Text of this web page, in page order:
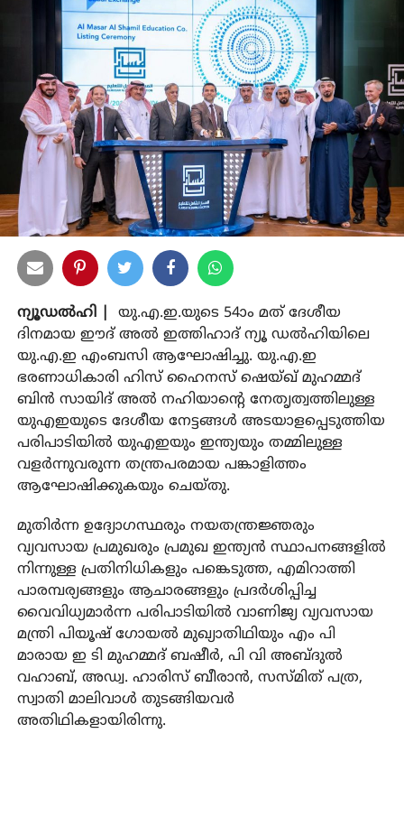
ന്യൂഡല്‍ഹി |
യു.എ.ഇ.യുടെ 54ാം മത് ദേശീയ
ദിനമായ ഈദ് അല്‍ ഇത്തിഹാദ് ന്യൂ ഡല്‍ഹിയിലെ
യു.എ.ഇ എംബസി ആഘോഷിച്ചു. യു.എ.ഇ
ഭരണാധികാരി ഹിസ് ഹൈനസ് ഷെയ്ഖ് മുഹമ്മദ്
ബിന്‍ സായിദ് അല്‍ നഹിയാന്റെ നേതൃത്വത്തിലുള്ള
യുഎഇയുടെ ദേശീയ നേട്ടങ്ങള്‍ അടയാളപ്പെടുത്തിയ
പരിപാടിയില്‍ യുഎഇയും ഇന്ത്യയും തമ്മിലുള്ള
വളര്‍ന്നുവരുന്ന തന്ത്രപരമായ പങ്കാളിത്തം
ആഘോഷിക്കുകയും ചെയ്തു.
മുതിര്‍ന്ന ഉദ്യോഗസ്ഥരും നയതന്ത്രജ്ഞരും
വ്യവസായ പ്രമുഖരും പ്രമുഖ ഇന്ത്യന്‍ സ്ഥാപനങ്ങളില്‍
നിന്നുള്ള പ്രതിനിധികളും പങ്കെടുത്ത, എമിറാത്തി
പാരമ്പര്യങ്ങളും ആചാരങ്ങളും പ്രദര്‍ശിപ്പിച്ച
വൈവിധ്യമാര്‍ന്ന പരിപാടിയില്‍ വാണിജ്യ വ്യവസായ
മന്ത്രി പിയൂഷ് ഗോയല്‍ മുഖ്യാതിഥിയും എം പി
മാരായ ഇ ടി മുഹമ്മദ് ബഷീര്‍, പി വി അബ്ദുല്‍
വഹാബ്, അഡ്വ. ഹാരിസ് ബീരാന്‍, സസ്മിത് പത്ര,
സ്വാതി മാലിവാള്‍ തുടങ്ങിയവര്‍
അതിഥികളായിരിന്നു.